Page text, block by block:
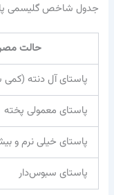
جدول شاخص گلیسمی
حالت
پاستای آل دنته
پاستای معمولی پخته
پاستای خیلی نرم و
پاستای سبوس‌دار